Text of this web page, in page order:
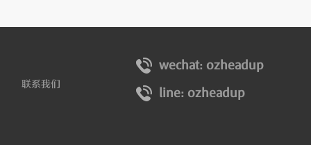
联系我们
wechat: ozheadup
line: ozheadup